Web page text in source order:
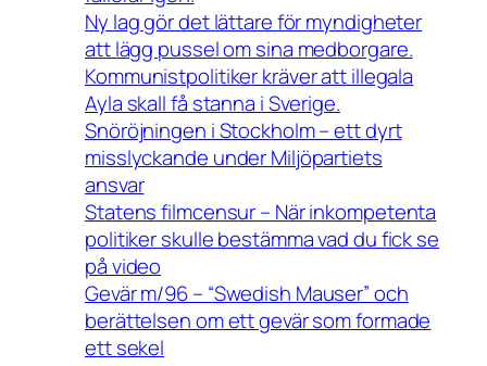
Ny lag gör det lättare för myndigheter
att lägg pussel om sina medborgare.
Kommunistpolitiker kräver att illegala
Ayla skall få stanna i Sverige.
Snöröjningen i Stockholm – ett dyrt
misslyckande under Miljöpartiets
ansvar
Statens filmcensur – När inkompetenta
politiker skulle bestämma vad du fick se
på video
Gevär m/96 – “Swedish Mauser” och
berättelsen om ett gevär som formade
ett sekel